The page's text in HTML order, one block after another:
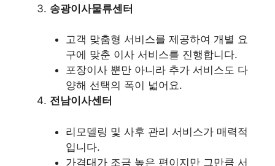
송광이사물류센터
고객 맞춤형 서비스를 제공하여 개별 요
구에 맞춘 이사 서비스를 진행합니다.
포장이사 뿐만 아니라 추가 서비스도 다
양해 선택의 폭이 넓어요.
전남이사센터
리모델링 및 사후 관리 서비스가 매력적
입니다.
가격대가 조금 높은 편이지만 그만큼 서